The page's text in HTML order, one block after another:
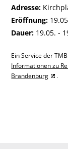
Adresse:
Eröffnung:
Dauer: 19.05. -
Ein Service der
Informationen zu
Brandenburg
.